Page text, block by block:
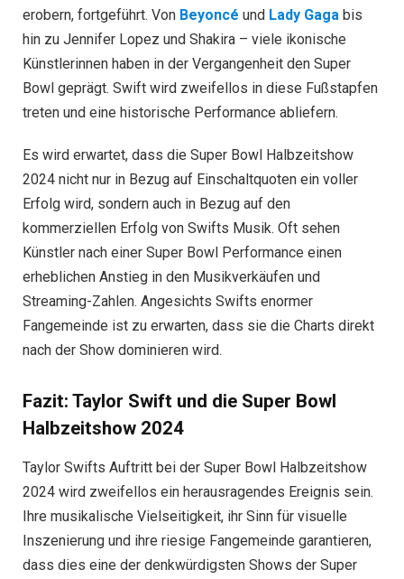
erobern, fortgeführt. Von Beyoncé und Lady Gaga bis
hin zu Jennifer Lopez und Shakira – viele ikonische
Künstlerinnen haben in der Vergangenheit den Super
Bowl geprägt. Swift wird zweifellos in diese Fußstapfen
treten und eine historische Performance abliefern.
Es wird erwartet, dass die Super Bowl Halbzeitshow
2024 nicht nur in Bezug auf Einschaltquoten ein voller
Erfolg wird, sondern auch in Bezug auf den
kommerziellen Erfolg von Swifts Musik. Oft sehen
Künstler nach einer Super Bowl Performance einen
erheblichen Anstieg in den Musikverkäufen und
Streaming-Zahlen. Angesichts Swifts enormer
Fangemeinde ist zu erwarten, dass sie die Charts direkt
nach der Show dominieren wird.
Fazit: Taylor Swift und die Super Bowl
Halbzeitshow 2024
Taylor Swifts Auftritt bei der Super Bowl Halbzeitshow
2024 wird zweifellos ein herausragendes Ereignis sein.
Ihre musikalische Vielseitigkeit, ihr Sinn für visuelle
Inszenierung und ihre riesige Fangemeinde garantieren,
dass dies eine der denkwürdigsten Shows der Super